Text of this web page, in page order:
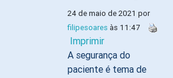
24 de maio de 2021 por
filipesoares às 11:47
Imprimir
A segurança do
paciente é tema de